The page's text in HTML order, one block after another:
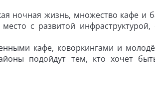
ночная жизнь, множество кафе и
с развитой
кафе, коворкингами и
подойдут тем, кто хочет